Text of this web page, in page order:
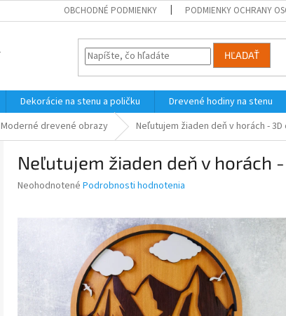
OBCHODNÉ PODMIENKY PODMIENKY OCHRANY
HĽADAŤ
Dekorácie na stenu a poličku Drevené hodiny na stenu
Moderné drevené obrazy Neľutujem žiaden deň v horách -
Neľutujem žiaden deň v horách
Priemerné
hviezdičiek.
Neohodnotené Podrobnosti hodnotenia